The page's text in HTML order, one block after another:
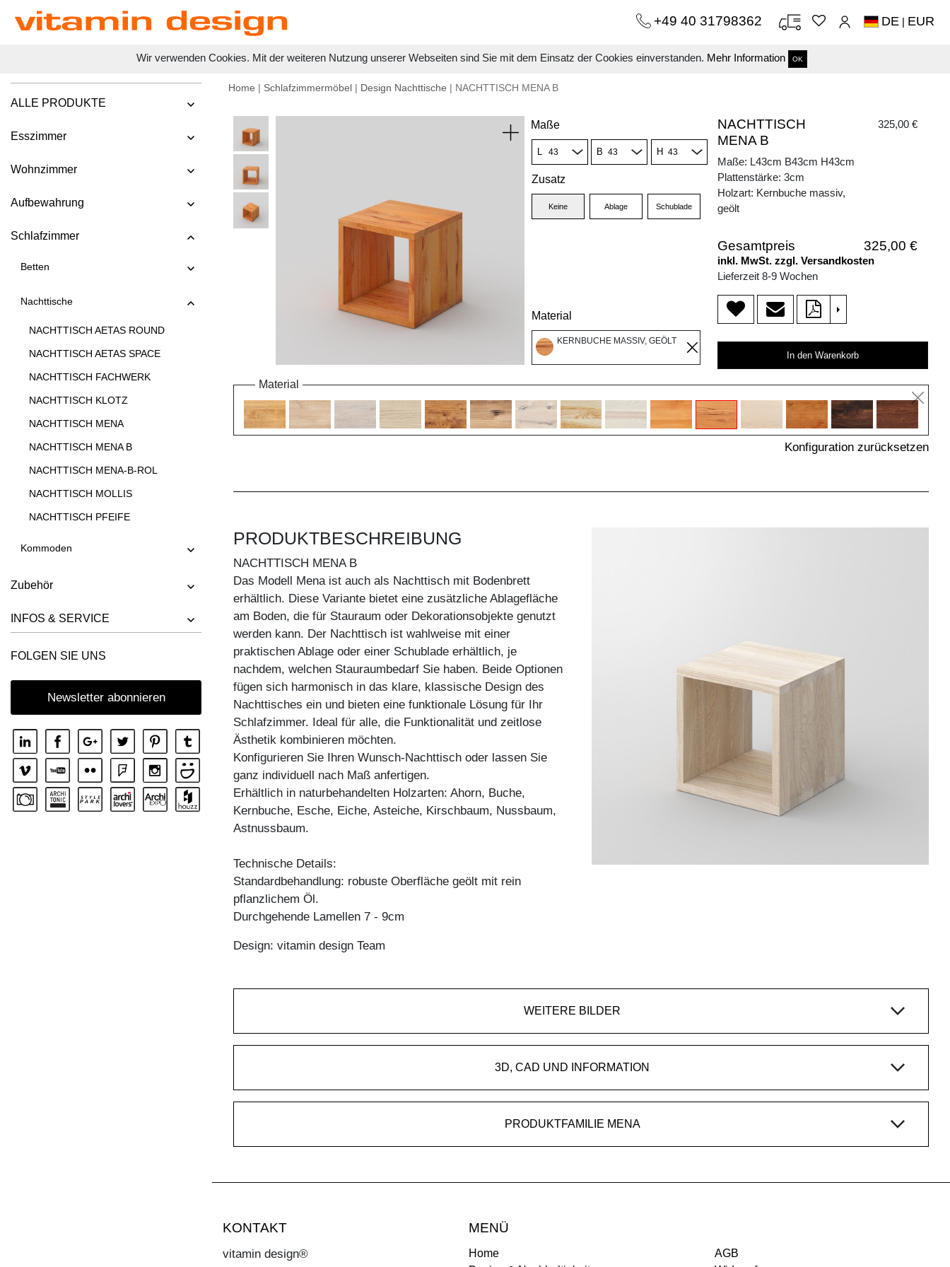
Wir verwenden Cookies. Mit der weiteren Nutzung unserer Webseiten sind Sie mit dem Einsatz der Cookies einverstanden. Mehr Information OK
+49 40 31798362 DE | EUR
ALLE PRODUKTE
Esszimmer
Wohnzimmer
Aufbewahrung
Schlafzimmer
Betten
Nachttische
NACHTTISCH AETAS ROUND
NACHTTISCH AETAS SPACE
NACHTTISCH FACHWERK
NACHTTISCH KLOTZ
NACHTTISCH MENA
NACHTTISCH MENA B
NACHTTISCH MENA-B-ROL
NACHTTISCH MOLLIS
NACHTTISCH PFEIFE
Kommoden
Zubehör
INFOS & SERVICE
FOLGEN SIE UNS
Newsletter abonnieren
Home | Schlafzimmermöbel | Design Nachttische | NACHTTISCH MENA B
Maße
L B H
Zusatz
Keine Ablage Schublade
Material
KERNBUCHE MASSIV, GEÖLT
NACHTTISCH
MENA B
325,00 €
Maße: L43cm B43cm H43cm
Plattenstärke: 3cm
Holzart: Kernbuche massiv,
geölt
Gesamtpreis 325,00 €
inkl. MwSt. zzgl. Versandkosten
Lieferzeit 8-9 Wochen
>
In den Warenkorb
Material
Konfiguration zurücksetzen
PRODUKTBESCHREIBUNG
NACHTTISCH MENA B
Das Modell Mena ist auch als Nachttisch mit Bodenbrett
erhältlich. Diese Variante bietet eine zusätzliche Ablagefläche
am Boden, die für Stauraum oder Dekorationsobjekte genutzt
werden kann. Der Nachttisch ist wahlweise mit einer
praktischen Ablage oder einer Schublade erhältlich, je
nachdem, welchen Stauraumbedarf Sie haben. Beide Optionen
fügen sich harmonisch in das klare, klassische Design des
Nachttisches ein und bieten eine funktionale Lösung für Ihr
Schlafzimmer. Ideal für alle, die Funktionalität und zeitlose
Ästhetik kombinieren möchten.
Konfigurieren Sie Ihren Wunsch-Nachttisch oder lassen Sie
ganz individuell nach Maß anfertigen.
Erhältlich in naturbehandelten Holzarten: Ahorn, Buche,
Kernbuche, Esche, Eiche, Asteiche, Kirschbaum, Nussbaum,
Astnussbaum.
Technische Details:
Standardbehandlung: robuste Oberfläche geölt mit rein
pflanzlichem Öl.
Durchgehende Lamellen 7 - 9cm
Design: vitamin design Team
WEITERE BILDER
3D, CAD UND INFORMATION
PRODUKTFAMILIE MENA
KONTAKT
vitamin design®
MENÜ
Home
AGB